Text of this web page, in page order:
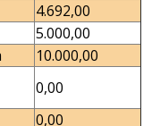
4.692,00
5.000,00
10.000,00
0,00
0,00